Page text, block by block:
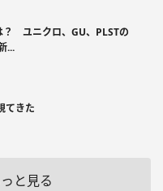
？ ユニクロ、GU、PLSTの
...
てきた
と見る